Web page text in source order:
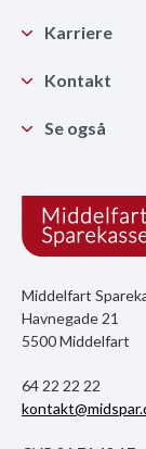
Middelfart
Havnegade 21
5500 Middelfart
64 22 22 22
Karriere
Kontakt
Se også